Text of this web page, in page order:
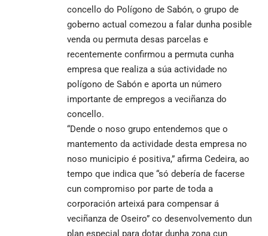
concello do Polígono de Sabón, o grupo de
goberno actual comezou a falar dunha posible
venda ou permuta desas parcelas e
recentemente confirmou a permuta cunha
empresa que realiza a súa actividade no
polígono de Sabón e aporta un número
importante de empregos a veciñanza do
concello.
“Dende o noso grupo entendemos que o
mantemento da actividade desta empresa no
noso municipio é positiva,” afirma Cedeira, ao
tempo que indica que “só debería de facerse
cun compromiso por parte de toda a
corporación arteixá para compensar á
veciñanza de Oseiro” co desenvolvemento dun
plan especial para dotar dunha zona cun